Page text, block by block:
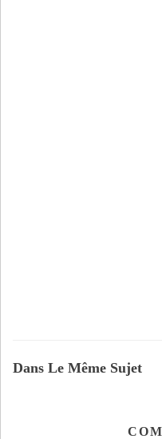
Dans Le Même Sujet